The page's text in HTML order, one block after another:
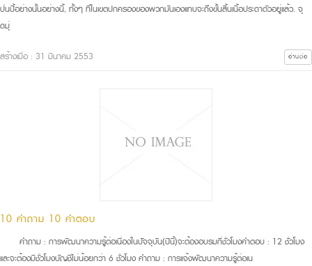
ป่นปี้อย่างนั้นอย่างนี้, ทั้งๆ ที่ในเขตปกครองของพวกมันเองแทบจะถึงขั้นสิ้นเนื้อประดาตัวอยู่แล้ว. จุ
ดมุ่
สร้างเมื่อ : 31 มีนาคม 2553 อ่านต่อ
10 คำถาม 10 คำตอบ
คำถาม : การพัฒนาความรู้ต่อเนื่องในปัจจุบัน(ปีนี้)จะต้องอบรมกี่ชั่วโมงคำตอบ : 12 ชั่วโมง
และจะต้องมีชั่วโมงบัญชีไม่น้อยกว่า 6 ชั่วโมง คำถาม : การแจ้งพัฒนาความรู้ต่อเน